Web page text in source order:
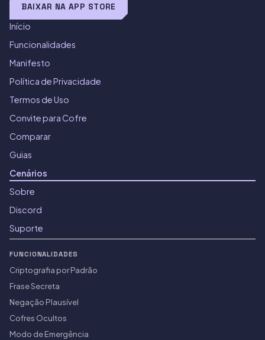
BAIXAR NA APP STORE
Início
Funcionalidades
Manifesto
Política de Privacidade
Termos de Uso
Convite para Cofre
Comparar
Guias
Cenários
Sobre
Discord
Suporte
FUNCIONALIDADES
Criptografia por Padrão
Frase Secreta
Negação Plausível
Cofres Ocultos
Modo de Emergência